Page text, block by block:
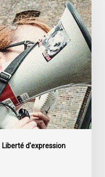
Liberté d'expression